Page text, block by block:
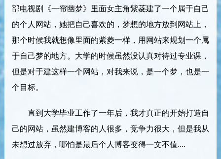
部电视剧《一帘幽梦》里面女主角紫菱建了一个属于自己
的个人网站，她把自己喜欢的，梦想的地方放到网站上，
那个时候我就想像里面的紫菱一样，用网站来规划一个属
于自己梦的地方。大学的时候虽然没认真对待过专业课，
但是对于建这样一个网站，对我来说，是一个梦，也是一
个目标。
直到大学毕业工作了一年后，我才真正的开始打造自
己的网站，虽然建博客的人很多，竞争力很大，但是我从
未想过放弃，哪怕是最后个人博客变得一文不值....